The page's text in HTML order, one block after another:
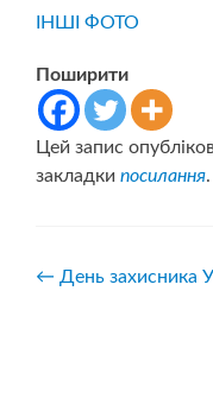
ІНШІ ФОТО
Поширити
Цей запис
закладки посилання.
Навігація
← День захисника